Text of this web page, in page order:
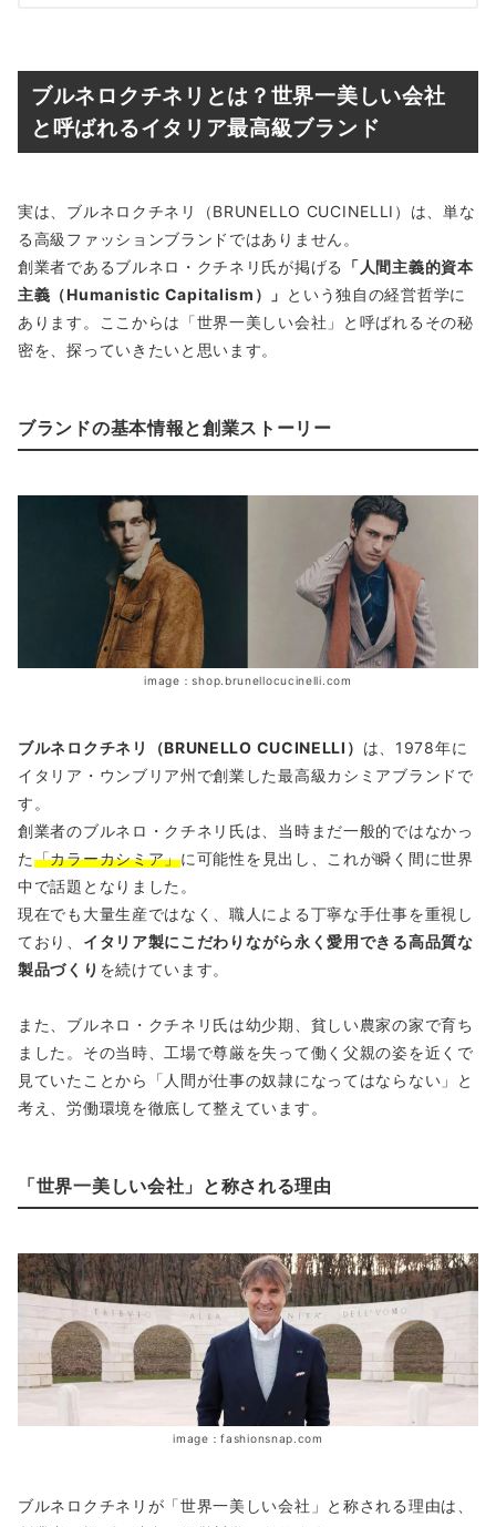
ブルネロクチネリとは？世界一美しい会社
と呼ばれるイタリア最高級ブランド
実は、ブルネロクチネリ（BRUNELLO CUCINELLI）は、単な
る高級ファッションブランドではありません。
創業者であるブルネロ・クチネリ氏が掲げる
「人間主義的資本
主義（Humanistic Capitalism）」 という独自の経営哲学に
あります。ここからは「世界一美しい会社」と呼ばれるその秘
密を、探っていきたいと思います。
ブランドの基本情報と創業ストーリー
image：shop.brunellocucinelli.com
ブルネロクチネリ（BRUNELLO CUCINELLI） は、1978年に
イタリア・ウンブリア州で創業した最高級カシミアブランドで
す。
創業者のブルネロ・クチネリ氏は、当時まだ一般的ではなかっ
た「カラーカシミア」に可能性を見出し、これが瞬く間に世界
中で話題となりました。
現在でも大量生産ではなく、職人による丁寧な手仕事を重視し
ており、 イタリア製にこだわりながら永く愛用できる高品質な
製品づくり を続けています。
また、ブルネロ・クチネリ氏は幼少期、貧しい農家の家で育ち
ました。その当時、工場で尊厳を失って働く父親の姿を近くで
見ていたことから「人間が仕事の奴隷になってはならない」と
考え、労働環境を徹底して整えています。
「世界一美しい会社」と称される理由
image：fashionsnap.com
ブルネロクチネリが「世界一美しい会社」と称される理由は、